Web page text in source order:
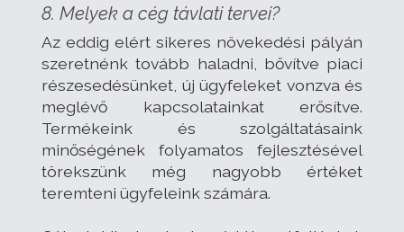
8. Melyek a cég távlati tervei?
Az eddig elért sikeres növekedési pályán
szeretnénk tovább haladni, bővítve piaci
részesedésünket, új ügyfeleket vonzva és
meglévő kapcsolatainkat erősítve.
Termékeink és szolgáltatásaink
minőségének folyamatos fejlesztésével
törekszünk még nagyobb értéket
teremteni ügyfeleink számára.